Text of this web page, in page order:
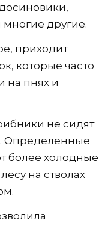
другие.
приходит
которые часто
на пнях и
не сидят
Определенные
более холодные
на стволах